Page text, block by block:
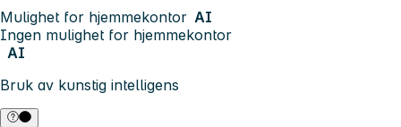
Mulighet for hjemmekontor AI
Ingen mulighet for hjemmekontor
AI
Bruk av kunstig intelligens